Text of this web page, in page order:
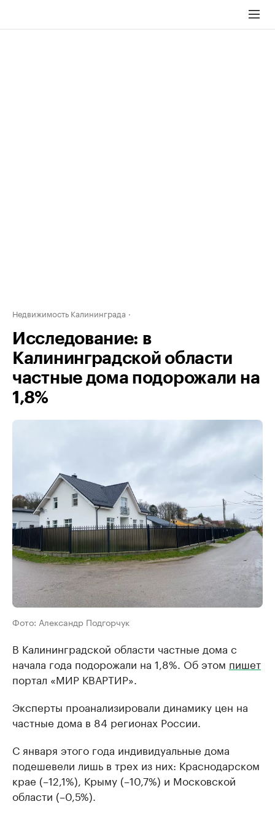
Недвижимость Калининграда
Исследование: в
Калининградской области
частные дома подорожали на
1,8%
Фото: Александр Подгорчук
В Калининградской области частные дома с
начала года подорожали на 1,8%. Об этом пишет
портал «МИР КВАРТИР».
Эксперты проанализировали динамику цен на
частные дома в 84 регионах России.
С января этого года индивидуальные дома
подешевели лишь в трех из них: Краснодарском
крае (–12,1%), Крыму (–10,7%) и Московской
области (–0,5%).